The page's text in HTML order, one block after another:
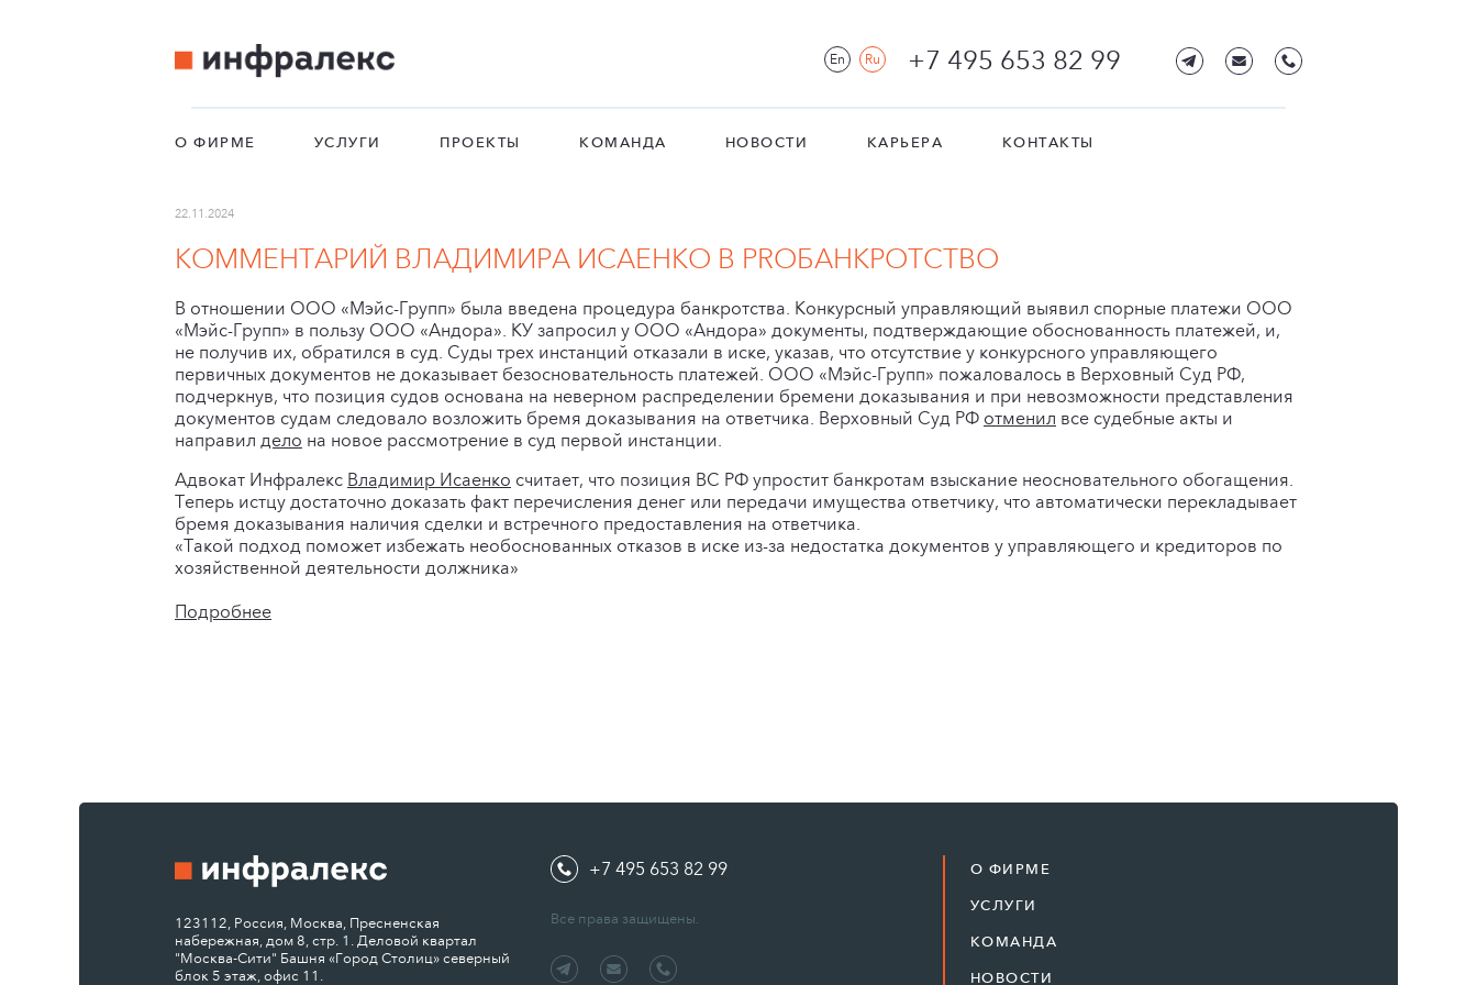
En Ru +7 495 653 82 99
О ФИРМЕ УСЛУГИ ПРОЕКТЫ КОМАНДА НОВОСТИ КАРЬЕРА КОНТАКТЫ
22.11.2024
КОММЕНТАРИЙ ВЛАДИМИРА ИСАЕНКО В PROБАНКРОТСТВО
В отношении ООО «Мэйс-Групп» была введена процедура банкротства. Конкурсный управляющий выявил спорные платежи ООО
«Мэйс-Групп» в пользу ООО «Андора». КУ запросил у ООО «Андора» документы, подтверждающие обоснованность платежей, и,
не получив их, обратился в суд. Суды трех инстанций отказали в иске, указав, что отсутствие у конкурсного управляющего
первичных документов не доказывает безосновательность платежей. ООО «Мэйс-Групп» пожаловалось в Верховный Суд РФ,
подчеркнув, что позиция судов основана на неверном распределении бремени доказывания и при невозможности представления
документов судам следовало возложить бремя доказывания на ответчика. Верховный Суд РФ отменил все судебные акты и
направил дело на новое рассмотрение в суд первой инстанции.
Адвокат Инфралекс Владимир Исаенко считает, что позиция ВС РФ упростит банкротам взыскание неосновательного обогащения.
Теперь истцу достаточно доказать факт перечисления денег или передачи имущества ответчику, что автоматически перекладывает
бремя доказывания наличия сделки и встречного предоставления на ответчика.
«Такой подход поможет избежать необоснованных отказов в иске из-за недостатка документов у управляющего и кредиторов по
хозяйственной деятельности должника»
Подробнее
123112, Россия, Москва, Пресненская
набережная, дом 8, стр. 1. Деловой квартал
"Москва-Сити" Башня «Город Столиц» северный
блок 5 этаж, офис 11.
+7 495 653 82 99
Все права защищены.
О ФИРМЕ
УСЛУГИ
КОМАНДА
НОВОСТИ